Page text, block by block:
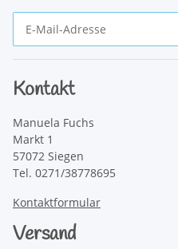
Kontakt
Manuela Fuchs
Markt 1
57072 Siegen
Tel. 0271/38778695
Kontaktformular
Versand